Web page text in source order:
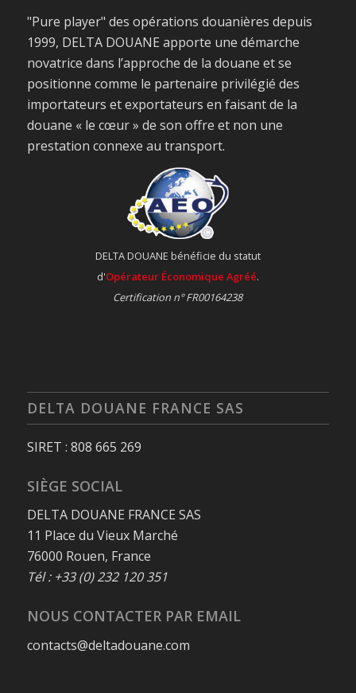
"Pure player" des opérations douanières depuis
1999, DELTA DOUANE apporte une démarche
novatrice dans l’approche de la douane et se
positionne comme le partenaire privilégié des
importateurs et exportateurs en faisant de la
douane « le cœur » de son offre et non une
prestation connexe au transport.
DELTA DOUANE bénéficie du statut
d'Opérateur Économique Agréé.
Certification n° FR00164238
DELTA DOUANE FRANCE SAS
SIRET : 808 665 269
SIÈGE SOCIAL
DELTA DOUANE FRANCE SAS
11 Place du Vieux Marché
76000 Rouen, France
Tél : +33 (0) 232 120 351
NOUS CONTACTER PAR EMAIL
contacts@deltadouane.com